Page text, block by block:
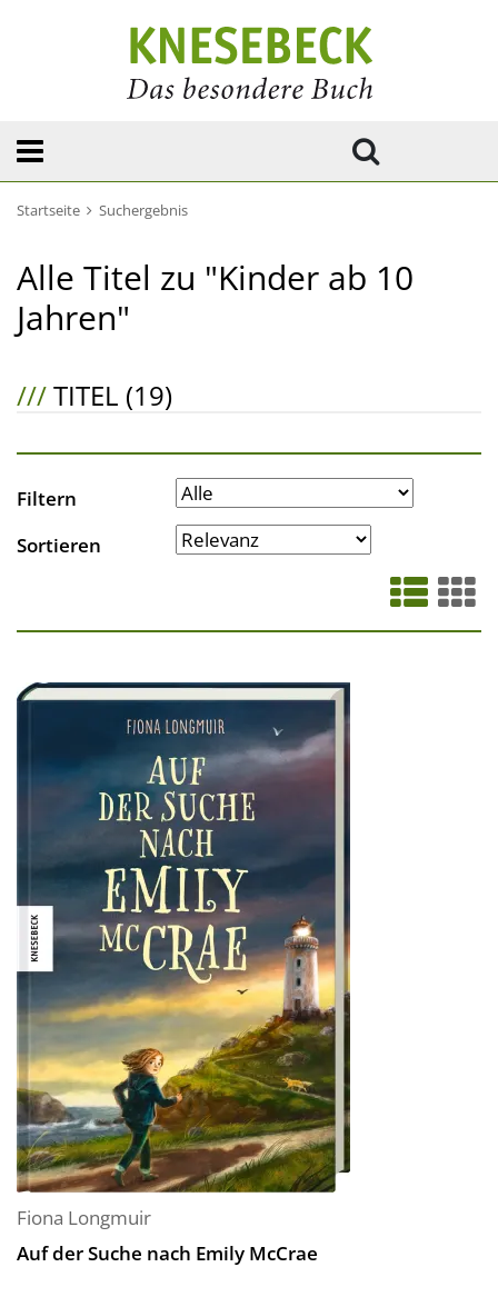
Startseite Suchergebnis
Alle Titel zu "Kinder ab 10
Jahren"
///TITEL (19)
Filtern
Sortieren
Fiona Longmuir
Auf der Suche nach Emily McCrae